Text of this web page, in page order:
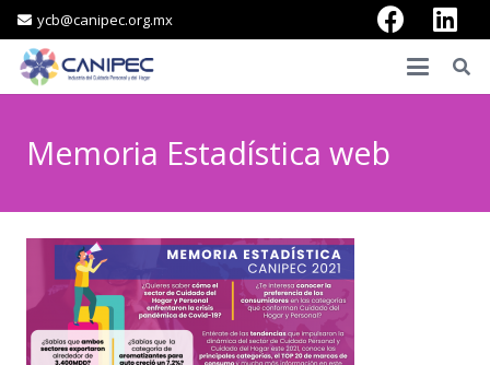
ycb@canipec.org.mx
Memoria Estadística web